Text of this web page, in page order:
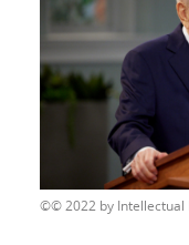
© 2022 by Intellectual